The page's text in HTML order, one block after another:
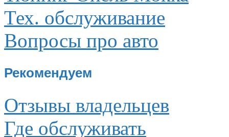
Тех. обслуживание
Вопросы про авто
Рекомендуем
Отзывы владельцев
Где обслуживать